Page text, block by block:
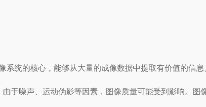
统的核心，能够从大量的成像数据中提取有价值的信息
噪声、运动伪影等因素，图像质量可能受到影响。图